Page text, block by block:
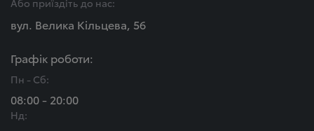
Або приїздіть до нас:
вул. Велика Кільцева, 56
Графік роботи:
Пн - Сб:
08:00 - 20:00
Нд: